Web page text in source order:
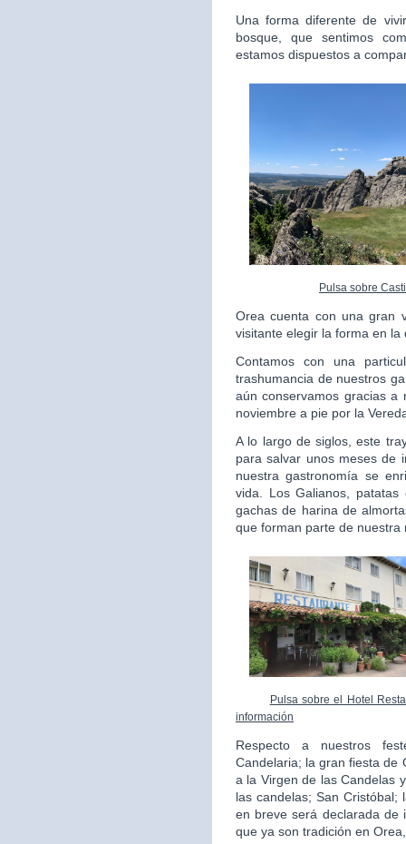
Una forma diferente de
bosque, que sentimos
estamos dispuestos a
Pulsa sobre
Orea cuenta con una gran
visitante elegir la forma en
Contamos con una
trashumancia de nuestros
aún conservamos gracias a
noviembre a pie por la
A lo largo de siglos, este
para salvar unos meses de
nuestra gastronomía se
vida. Los Galianos,
gachas de harina de
que forman parte de nuestra
Pulsa sobre el Hotel
información
Respecto a nuestros
Candelaria; la gran fiesta de
a la Virgen de las Candelas
las candelas; San Cristóbal;
en breve será declarada de
que ya son tradición en